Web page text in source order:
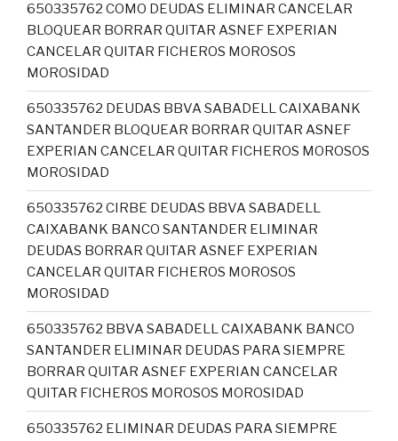
650335762 COMO DEUDAS ELIMINAR CANCELAR
BLOQUEAR BORRAR QUITAR ASNEF EXPERIAN
CANCELAR QUITAR FICHEROS MOROSOS
MOROSIDAD
650335762 DEUDAS BBVA SABADELL CAIXABANK
SANTANDER BLOQUEAR BORRAR QUITAR ASNEF
EXPERIAN CANCELAR QUITAR FICHEROS MOROSOS
MOROSIDAD
650335762 CIRBE DEUDAS BBVA SABADELL
CAIXABANK BANCO SANTANDER ELIMINAR
DEUDAS BORRAR QUITAR ASNEF EXPERIAN
CANCELAR QUITAR FICHEROS MOROSOS
MOROSIDAD
650335762 BBVA SABADELL CAIXABANK BANCO
SANTANDER ELIMINAR DEUDAS PARA SIEMPRE
BORRAR QUITAR ASNEF EXPERIAN CANCELAR
QUITAR FICHEROS MOROSOS MOROSIDAD
650335762 ELIMINAR DEUDAS PARA SIEMPRE